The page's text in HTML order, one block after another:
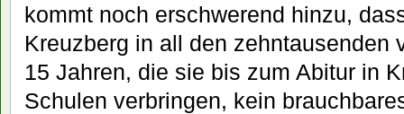
kommt noch erschwerend hinzu,
Kreuzberg in all den zehntausenden
15 Jahren, die sie bis zum Abitur in
Schulen verbringen, kein